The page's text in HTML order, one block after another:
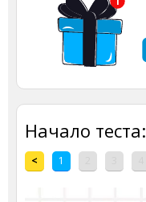
Начало теста:
< 1